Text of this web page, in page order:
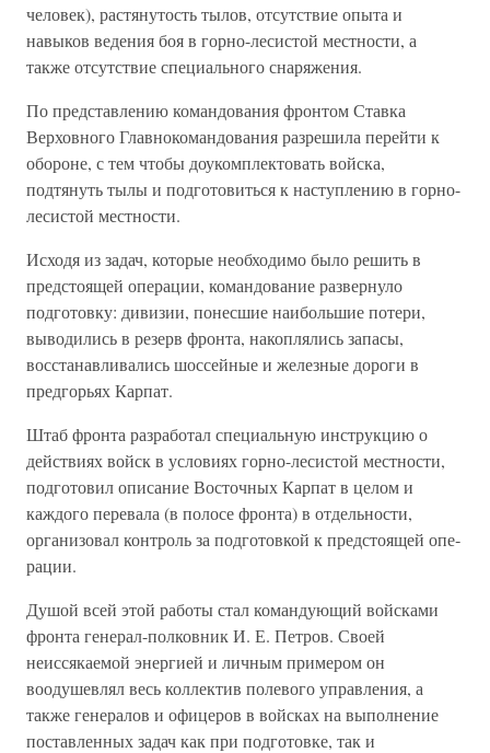
человек), растянутость тылов, отсутствие опыта и
навыков ведения боя в горно-лесистой местности, а
также отсутствие специального снаряжения.
По представлению командования фронтом Ставка
Верховного Глав­нокомандования разрешила перейти к
обороне, с тем чтобы доукомп­лектовать войска,
подтянуть тылы и подготовиться к наступлению в горно-
лесистой местности.
Исходя из задач, которые необходимо было решить в
предстоящей операции, командование развернуло
подготовку: дивизии, понесшие наибольшие потери,
выводились в резерв фронта, накоплялись запа­сы,
восстанавливались шоссейные и железные дороги в
предгорьях Карпат.
Штаб фронта разработал специальную инструкцию о
действиях войск в условиях горно-лесистой местности,
подготовил описание Вос­точных Карпат в целом и
каждого перевала (в полосе фронта) в от­дельности,
организовал контроль за подготовкой к предстоящей опе­
рации.
Душой всей этой работы стал командующий войсками
фронта гене­рал-полковник И. Е. Петров. Своей
неиссякаемой энергией и личным примером он
воодушевлял весь коллектив полевого управления, а
также генералов и офицеров в войсках на выполнение
поставлен­ных задач как при подготовке, так и